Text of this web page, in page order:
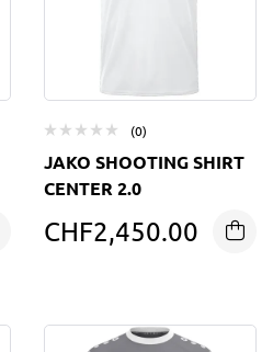
(0)
JAKO SHOOTING SHIRT
CENTER 2.0
CHF2,450.00